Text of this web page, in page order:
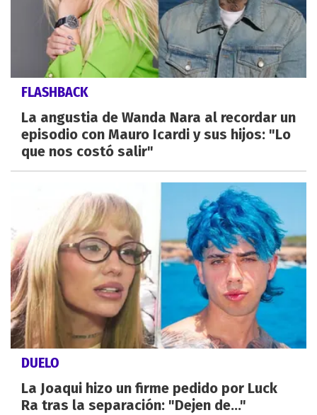
FLASHBACK
La angustia de Wanda Nara al recordar un
episodio con Mauro Icardi y sus hijos: "Lo
que nos costó salir"
DUELO
La Joaqui hizo un firme pedido por Luck
Ra tras la separación: "Dejen de..."